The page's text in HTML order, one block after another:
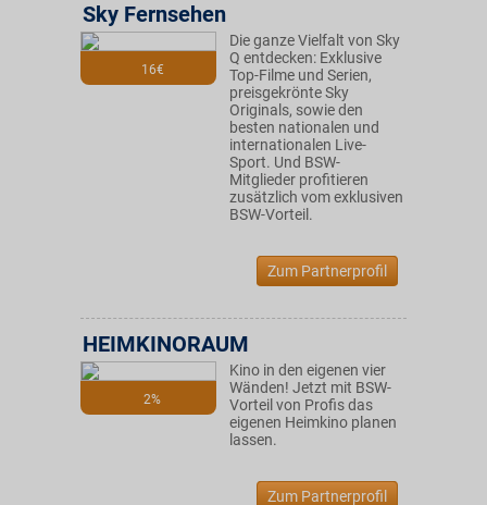
16€
Sky Fernsehen
Die ganze Vielfalt von Sky
Q entdecken: Exklusive
Top-Filme und Serien,
preisgekrönte Sky
Originals, sowie den
besten nationalen und
internationalen Live-
Sport. Und BSW-
Mitglieder profitieren
zusätzlich vom exklusiven
BSW-Vorteil.
Zum Partnerprofil
2%
HEIMKINORAUM
Kino in den eigenen vier
Wänden! Jetzt mit BSW-
Vorteil von Profis das
eigenen Heimkino planen
lassen.
Zum Partnerprofil